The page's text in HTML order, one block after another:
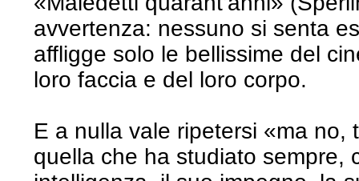
avvertenza: nessuno si senta
affligge solo le bellissime del
loro faccia e del loro corpo.
E a nulla vale ripetersi «ma no,
quella che ha studiato sempre,